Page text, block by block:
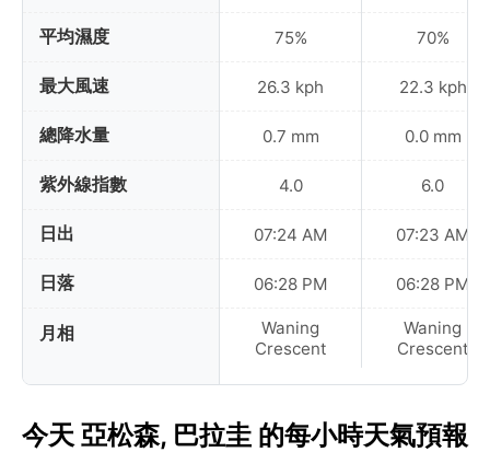
平均濕度
最大風速
總降水量
紫外線指數
日出
日落
月相
75%
26.3 kph
0.7 mm
4.0
07:24 AM
06:28 PM
Waning
Crescent
70%
22.3 kph
0.0 mm
6.0
07:23 AM
06:28 PM
Waning
Crescent
今天 亞松森, 巴拉圭 的每小時天氣預報